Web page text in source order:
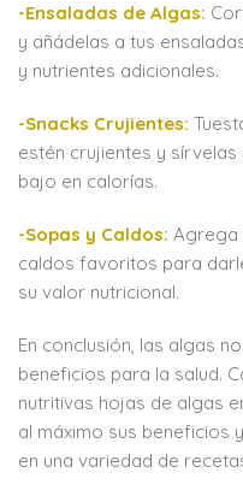
-Ensaladas de Algas:
y añádelas a tus
y nutrientes adicionales.
-Snacks Crujientes:
estén crujientes y
bajo en calorías.
-Sopas y Caldos: Agrega
caldos favoritos para
su valor nutricional.
En conclusión, las algas
beneficios para la salud.
nutritivas hojas de algas
al máximo sus beneficios
en una variedad de